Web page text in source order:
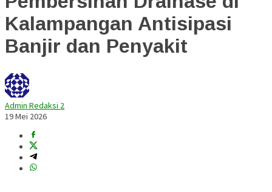
Kalampangan Antisipasi
Banjir dan Penyakit
Admin Redaksi 2
19 Mei 2026